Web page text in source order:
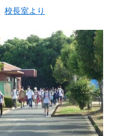
校長室より